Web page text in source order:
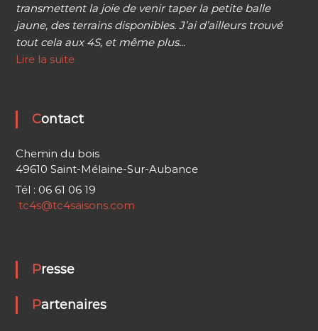
transmettent la joie de venir taper la petite balle
jaune, des terrains disponibles. J’ai d’ailleurs trouvé
tout cela aux 4S, et même plus...
Lire la suite
Contact
Chemin du bois
49610 Saint-Mélaine-Sur-Aubance
Tél : 06 61 06 19
tc4s@tc4saisons.com
Presse
Partenaires